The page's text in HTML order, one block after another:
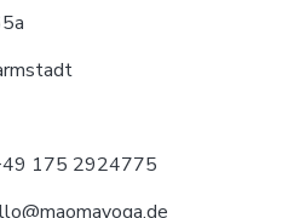
175 2924775